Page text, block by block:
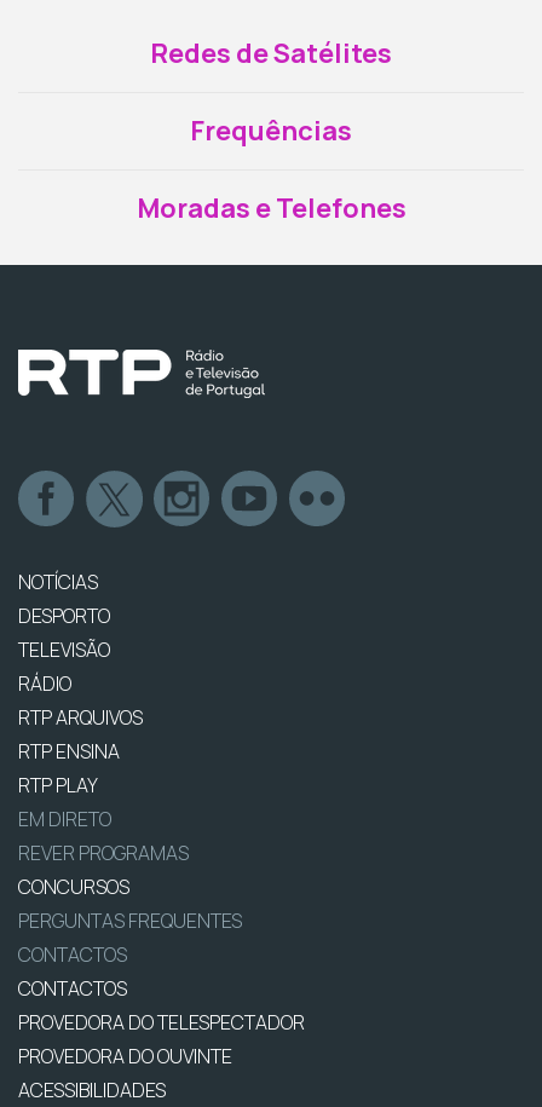
Redes de Satélites
Frequências
Moradas e Telefones
NOTÍCIAS
DESPORTO
TELEVISÃO
RÁDIO
RTP ARQUIVOS
RTP ENSINA
RTP PLAY
EM DIRETO
REVER PROGRAMAS
CONCURSOS
PERGUNTAS FREQUENTES
CONTACTOS
CONTACTOS
PROVEDORA DO TELESPECTADOR
PROVEDORA DO OUVINTE
ACESSIBILIDADES